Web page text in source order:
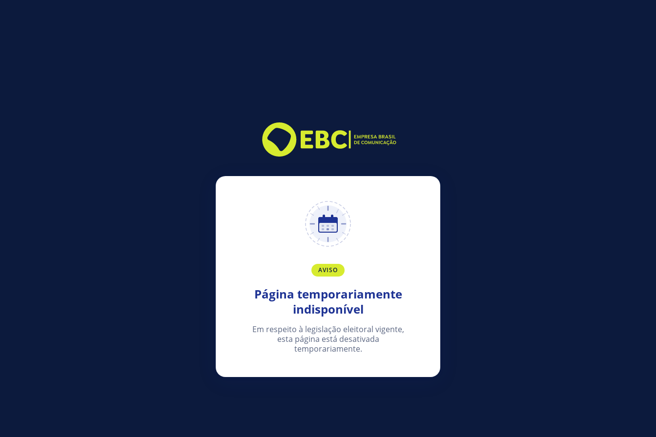
AVISO
Página temporariamente
indisponível
Em respeito à legislação eleitoral vigente,
esta página está desativada
temporariamente.